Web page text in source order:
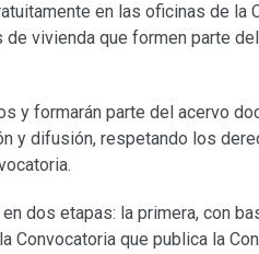
en las oficinas de la
vivienda que formen parte
y formarán parte del acervo
y difusión, respetando los
dos etapas: la primera, con
Convocatoria que publica la